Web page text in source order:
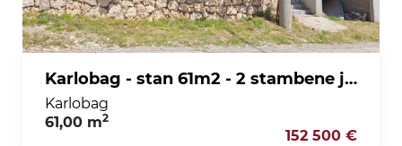
Karlobag - stan 61m2 - 2 stambene jedinice sa balkonom - pogled more
Karlobag
61,00 m2
152 500 €